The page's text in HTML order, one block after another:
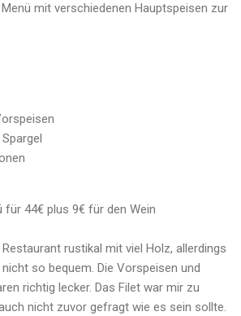
mit verschiedenen Hauptspeisen zur
für 44€ plus 9€ für den Wein
rustikal mit viel Holz, allerdings
so bequem. Die Vorspeisen und
richtig lecker. Das Filet war mir zu
nicht zuvor gefragt wie es sein sollte.